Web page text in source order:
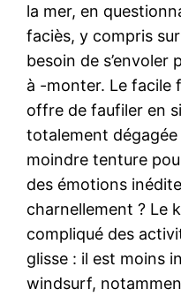
la mer, en
faciès, y compris
besoin de
à -monter. Le facile
offre de faufiler en
totalement dégagée
moindre tenture
des émotions
charnellement ? Le
compliqué des
glisse : il est moins
windsurf,